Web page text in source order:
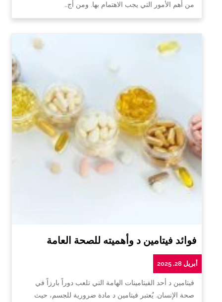
من أهم الأمور التي يجب الاهتمام بها. ومن أج…
فوائد فيتامين د وأهميته للصحة العامة
أبريل 28, 2025
فيتامين د أحد الفيتامينات الهامة التي تلعب دوراً بارزاً في
صحة الإنسان. يُعتبر فيتامين د مادة ضرورية للجسم، حيث